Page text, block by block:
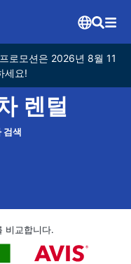
로모션은 2026년 8월 11
세요!
렌털
검색
비교합니다.